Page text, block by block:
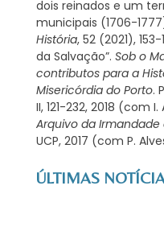
dois reinados e um
municipais (1706-
História, 52 (2021),
da Salvação”. Sob o
contributos para a
Misericórdia do Porto.
II, 121-232, 2018 (com
Arquivo da Irmandade
UCP, 2017 (com P.
ÚLTIMAS